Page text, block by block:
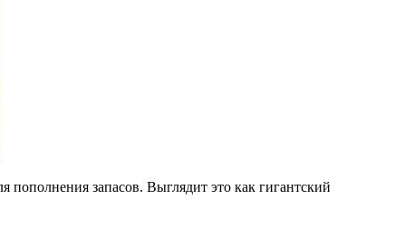
пополнения запасов. Выглядит это как гигантский